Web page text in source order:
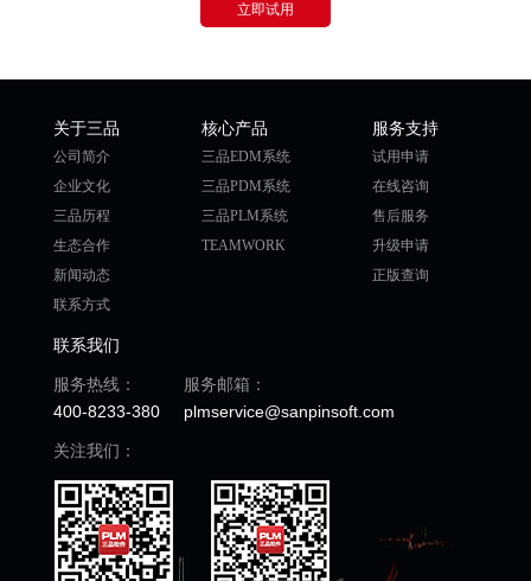
立即试用
关于三品
公司简介
企业文化
三品历程
生态合作
新闻动态
联系方式
核心产品
三品EDM系统
三品PDM系统
三品PLM系统
TEAMWORK
服务支持
试用申请
在线咨询
售后服务
升级申请
正版查询
联系我们
服务热线：
400-8233-380
服务邮箱：
plmservice@sanpinsoft.com
关注我们：